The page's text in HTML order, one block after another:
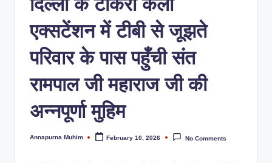
एक्सटेंशन में टीबी से जूझते
परिवार के पास पहुँची संत
रामपाल जी महाराज जी की
अन्नपूर्णा मुहिम
Annapurna Muhim February 10, 2026 No Comments